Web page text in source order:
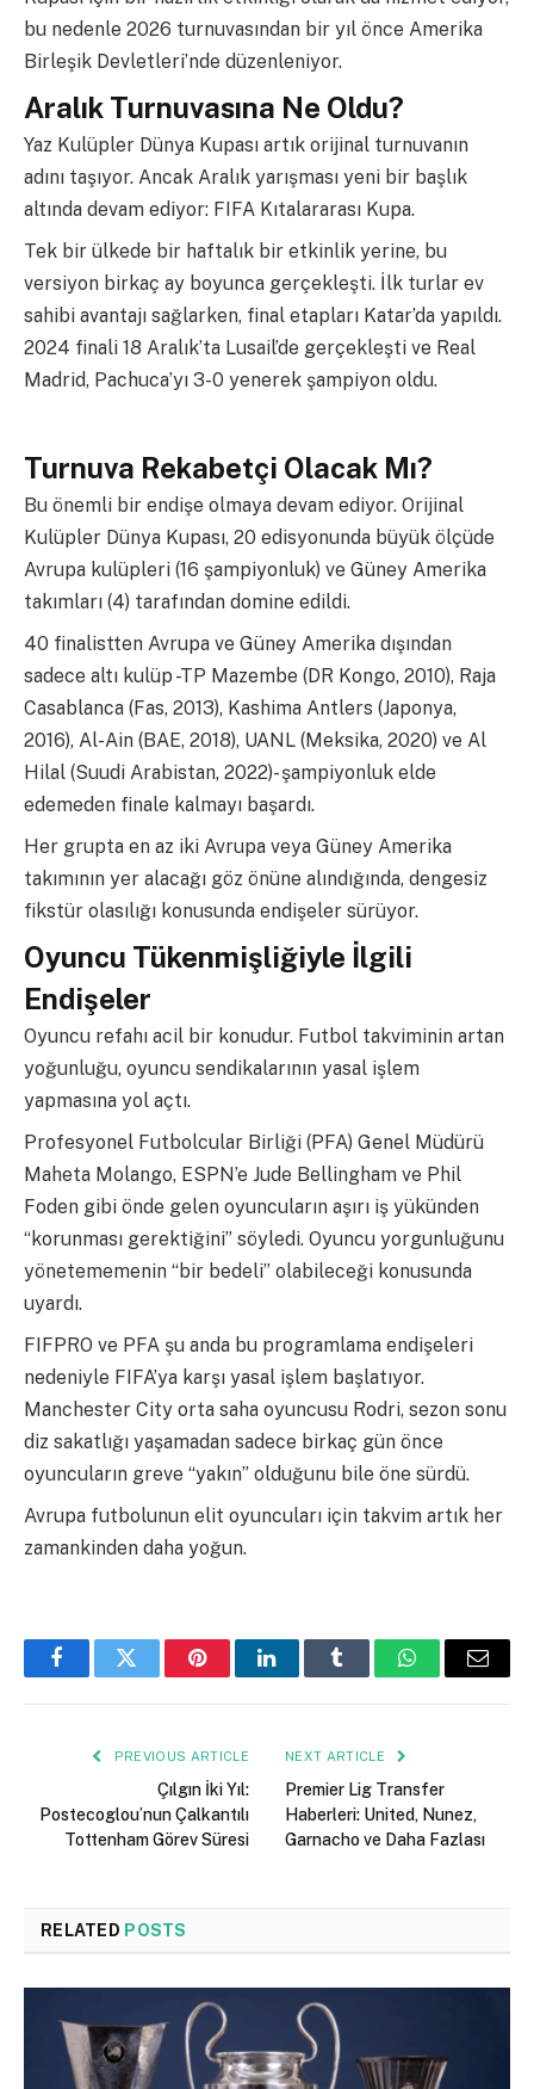
bu nedenle 2026 turnuvasından bir yıl önce Amerika
Birleşik Devletleri’nde düzenleniyor.
Aralık Turnuvasına Ne Oldu?
Yaz Kulüpler Dünya Kupası artık orijinal turnuvanın
adını taşıyor. Ancak Aralık yarışması yeni bir başlık
altında devam ediyor: FIFA Kıtalararası Kupa.
Tek bir ülkede bir haftalık bir etkinlik yerine, bu
versiyon birkaç ay boyunca gerçekleşti. İlk turlar ev
sahibi avantajı sağlarken, final etapları Katar’da yapıldı.
2024 finali 18 Aralık’ta Lusail’de gerçekleşti ve Real
Madrid, Pachuca’yı 3-0 yenerek şampiyon oldu.
Turnuva Rekabetçi Olacak Mı?
Bu önemli bir endişe olmaya devam ediyor. Orijinal
Kulüpler Dünya Kupası, 20 edisyonunda büyük ölçüde
Avrupa kulüpleri (16 şampiyonluk) ve Güney Amerika
takımları (4) tarafından domine edildi.
40 finalistten Avrupa ve Güney Amerika dışından
sadece altı kulüp -TP Mazembe (DR Kongo, 2010), Raja
Casablanca (Fas, 2013), Kashima Antlers (Japonya,
2016), Al-Ain (BAE, 2018), UANL (Meksika, 2020) ve Al
Hilal (Suudi Arabistan, 2022)- şampiyonluk elde
edemeden finale kalmayı başardı.
Her grupta en az iki Avrupa veya Güney Amerika
takımının yer alacağı göz önüne alındığında, dengesiz
fikstür olasılığı konusunda endişeler sürüyor.
Oyuncu Tükenmişliğiyle İlgili
Endişeler
Oyuncu refahı acil bir konudur. Futbol takviminin artan
yoğunluğu, oyuncu sendikalarının yasal işlem
yapmasına yol açtı.
Profesyonel Futbolcular Birliği (PFA) Genel Müdürü
Maheta Molango, ESPN’e Jude Bellingham ve Phil
Foden gibi önde gelen oyuncuların aşırı iş yükünden
“korunması gerektiğini” söyledi. Oyuncu yorgunluğunu
yönetememenin “bir bedeli” olabileceği konusunda
uyardı.
FIFPRO ve PFA şu anda bu programlama endişeleri
nedeniyle FIFA’ya karşı yasal işlem başlatıyor.
Manchester City orta saha oyuncusu Rodri, sezon sonu
diz sakatlığı yaşamadan sadece birkaç gün önce
oyuncuların greve “yakın” olduğunu bile öne sürdü.
Avrupa futbolunun elit oyuncuları için takvim artık her
zamankinden daha yoğun.
FacebookTwitter PinterestLinkedInTumblr WhatsAppEmail
PREVIOUS ARTICLE
Çılgın İki Yıl:
Postecoglou’nun Çalkantılı
Tottenham Görev Süresi
NEXT ARTICLE
Premier Lig Transfer
Haberleri: United, Nunez,
Garnacho ve Daha Fazlası
RELATED POSTS